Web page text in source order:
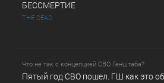
БЕССМЕРТИЕ
THE DEAD
Что не так с концепцией СВО Генштаба?
Пятый год СВО пошел. ГШ как это